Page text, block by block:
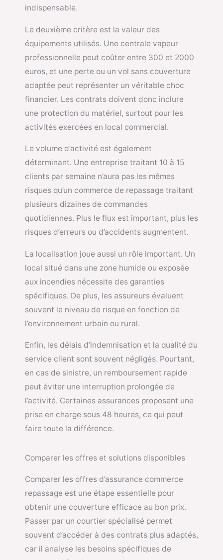
indispensable.
Le deuxième critère est la valeur des
équipements utilisés. Une centrale vapeur
professionnelle peut coûter entre 300 et 2000
euros, et une perte ou un vol sans couverture
adaptée peut représenter un véritable choc
financier. Les contrats doivent donc inclure
une protection du matériel, surtout pour les
activités exercées en local commercial.
Le volume d’activité est également
déterminant. Une entreprise traitant 10 à 15
clients par semaine n’aura pas les mêmes
risques qu’un commerce de repassage traitant
plusieurs dizaines de commandes
quotidiennes. Plus le flux est important, plus les
risques d’erreurs ou d’accidents augmentent.
La localisation joue aussi un rôle important. Un
local situé dans une zone humide ou exposée
aux incendies nécessite des garanties
spécifiques. De plus, les assureurs évaluent
souvent le niveau de risque en fonction de
l’environnement urbain ou rural.
Enfin, les délais d’indemnisation et la qualité du
service client sont souvent négligés. Pourtant,
en cas de sinistre, un remboursement rapide
peut éviter une interruption prolongée de
l’activité. Certaines assurances proposent une
prise en charge sous 48 heures, ce qui peut
faire toute la différence.
Comparer les offres et solutions disponibles
Comparer les offres d’assurance commerce
repassage est une étape essentielle pour
obtenir une couverture efficace au bon prix.
Passer par un courtier spécialisé permet
souvent d’accéder à des contrats plus adaptés,
car il analyse les besoins spécifiques de